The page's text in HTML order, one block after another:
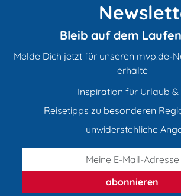
Bleib auf dem
Melde Dich jetzt für unseren mvp.de-
erhalte
Inspiration für Urlaub &
Reisetipps zu besonderen
unwiderstehliche
abonnieren